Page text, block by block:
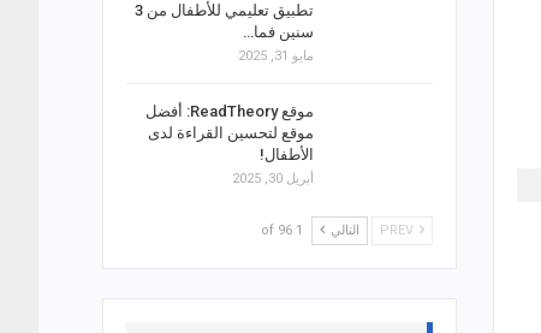
تطبيق تعليمي للأطفال من 3
سنين فما…
مايو 31, 2025
موقع ReadTheory: أفضل
موقع لتحسين القراءة لدى
الأطفال!
أبريل 30, 2025
التالي 1 of 96